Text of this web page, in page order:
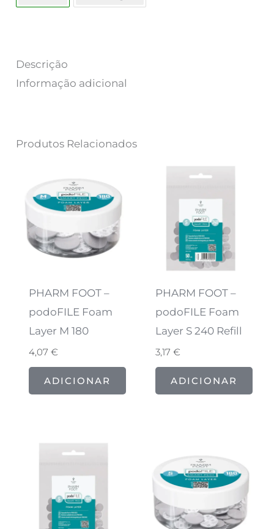
Descrição
Informação adicional
Produtos Relacionados
PHARM FOOT –
podoFILE Foam
Layer M 180
4,07 €
ADICIONAR
PHARM FOOT –
podoFILE Foam
Layer S 240 Refill
3,17€
ADICIONAR